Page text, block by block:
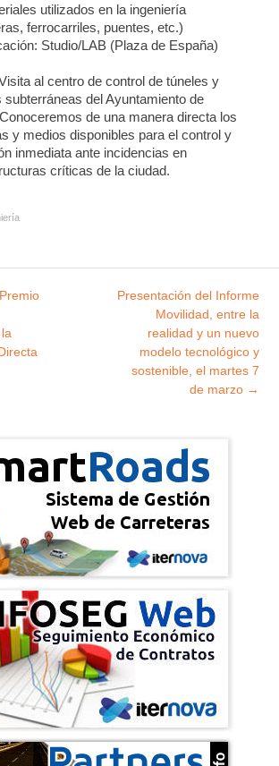
utilizados en la ingeniería
ferrocarriles, puentes, etc.)
Studio/LAB (Plaza de España)
al centro de control de túneles y
subterráneas del Ayuntamiento de
de una manera directa los
y medios disponibles para el control y
inmediata ante incidencias en
críticas de la ciudad.
Presentación del Informe
Movilidad, entre la
realidad y un nuevo
modelo tecnológico y
sostenible, el martes 7
de marzo →